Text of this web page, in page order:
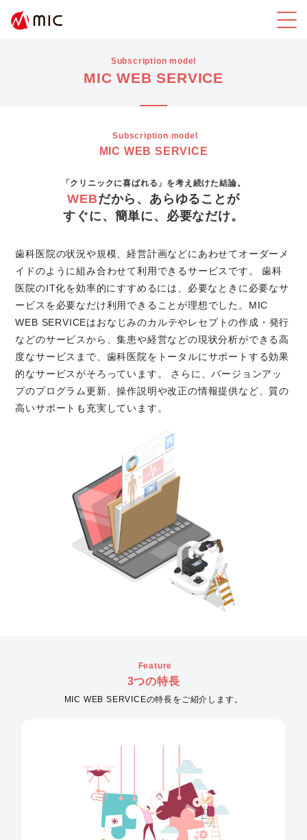
Subscription model
MIC WEB SERVICE
Subscription model
MIC WEB SERVICE
「クリニックに喜ばれる」を考え続けた結論。
WEBだから、あらゆることが
すぐに、簡単に、必要なだけ。
歯科医院の状況や規模、経営計画などにあわせてオーダーメ
イドのように組み合わせて利用できるサービスです。
歯科
医院のIT化を効率的にすすめるには、必要なときに必要なサ
ービスを必要なだけ利用できることが理想でした。MIC
WEB SERVICEはおなじみのカルテやレセプトの作成・発行
などのサービスから、集患や経営などの現状分析ができる高
度なサービスまで、歯科医院をトータルにサポートする効果
的なサービスがそろっています。
さらに、バージョンアッ
プのプログラム更新、操作説明や改正の情報提供など、質の
高いサポートも充実しています。
Feature
3つの特長
MIC WEB SERVICEの特長をご紹介します。